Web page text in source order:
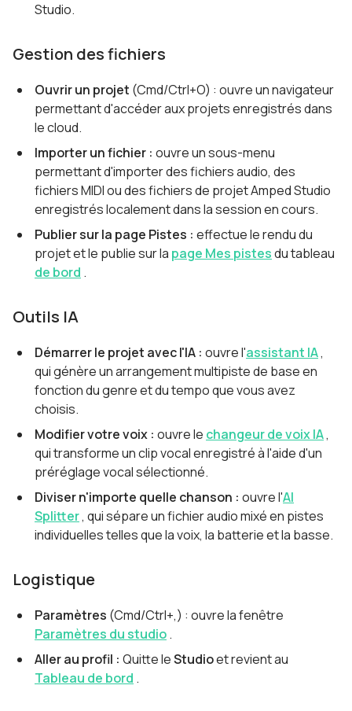
Studio.
Gestion des fichiers
Ouvrir un projet (Cmd/Ctrl+O) : ouvre un navigateur
permettant d'accéder aux projets enregistrés dans
le cloud.
Importer un fichier : ouvre un sous-menu
permettant d'importer des fichiers audio, des
fichiers MIDI ou des fichiers de projet Amped Studio
enregistrés localement dans la session en cours.
Publier sur la page Pistes : effectue le rendu du
projet et le publie sur la page Mes pistesdu tableau
de bord .
Outils IA
Démarrer le projet avec l'IA : ouvre l'assistant IA,
qui génère un arrangement multipiste de base en
fonction du genre et du tempo que vous avez
choisis.
Modifier votre voix : ouvre le changeur de voix IA,
qui transforme un clip vocal enregistré à l'aide d'un
préréglage vocal sélectionné.
Diviser n'importe quelle chanson : ouvre l'AI
Splitter, qui sépare un fichier audio mixé en pistes
individuelles telles que la voix, la batterie et la basse.
Logistique
Paramètres (Cmd/Ctrl+,) : ouvre la fenêtre
Paramètres du studio.
Aller au profil : Quitte leStudioet revient au
Tableau de bord .